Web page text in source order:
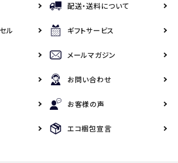
配送・送料について
ル ギフトサービス
メールマガジン
お問い合わせ
お客様の声
エコ梱包宣言